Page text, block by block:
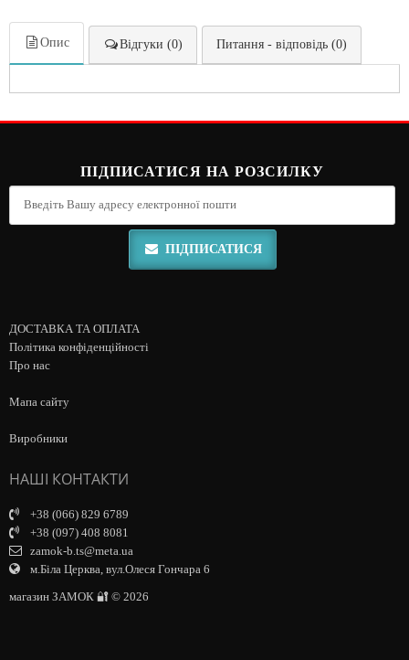
Опис Відгуки (0) Питання - відповідь (0)
ПІДПИСАТИСЯ НА РОЗСИЛКУ
ПІДПИСАТИСЯ
ДОСТАВКА ТА ОПЛАТА
Політика конфіденційності
Про нас
Мапа сайту
Виробники
НАШІ КОНТАКТИ
+38 (066) 829 6789
+38 (097) 408 8081
zamok-b.ts@meta.ua
м.Біла Церква, вул.Олеся Гончара 6
магазин ЗАМОК 🔐 © 2026